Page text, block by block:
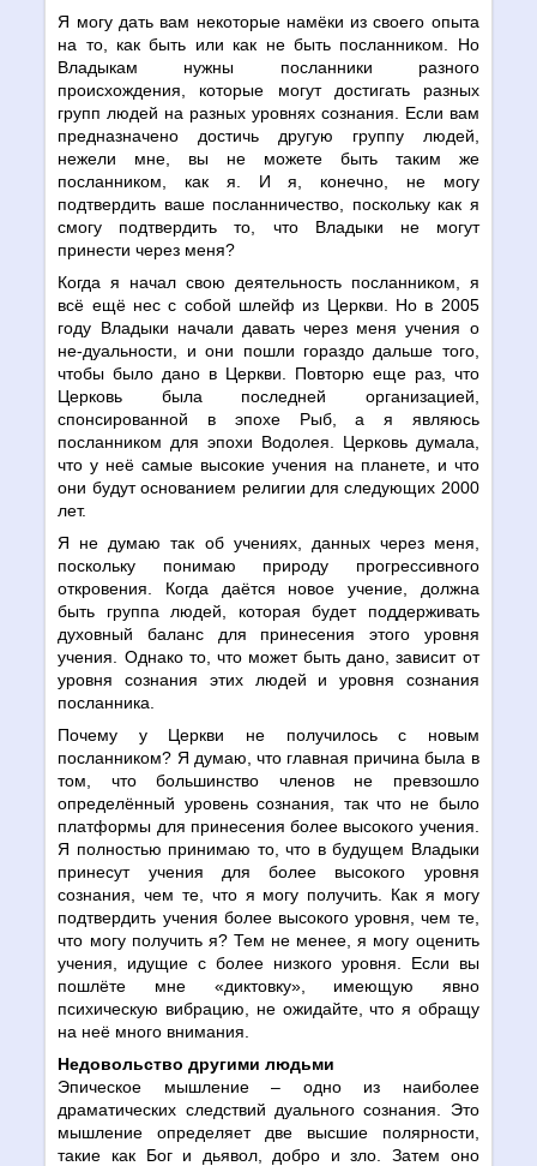
Я могу дать вам некоторые намёки из своего опыта
на то, как быть или как не быть посланником. Но
Владыкам нужны посланники разного
происхождения, которые могут достигать разных
групп людей на разных уровнях сознания. Если вам
предназначено достичь другую группу людей,
нежели мне, вы не можете быть таким же
посланником, как я. И я, конечно, не могу
подтвердить ваше посланничество, поскольку как я
смогу подтвердить то, что Владыки не могут
принести через меня?
Когда я начал свою деятельность посланником, я
всё ещё нес с собой шлейф из Церкви. Но в 2005
году Владыки начали давать через меня учения о
не-дуальности, и они пошли гораздо дальше того,
чтобы было дано в Церкви. Повторю еще раз, что
Церковь была последней организацией,
спонсированной в эпохе Рыб, а я являюсь
посланником для эпохи Водолея. Церковь думала,
что у неё самые высокие учения на планете, и что
они будут основанием религии для следующих 2000
лет.
Я не думаю так об учениях, данных через меня,
поскольку понимаю природу прогрессивного
откровения. Когда даётся новое учение, должна
быть группа людей, которая будет поддерживать
духовный баланс для принесения этого уровня
учения. Однако то, что может быть дано, зависит от
уровня сознания этих людей и уровня сознания
посланника.
Почему у Церкви не получилось с новым
посланником? Я думаю, что главная причина была в
том, что большинство членов не превзошло
определённый уровень сознания, так что не было
платформы для принесения более высокого учения.
Я полностью принимаю то, что в будущем Владыки
принесут учения для более высокого уровня
сознания, чем те, что я могу получить. Как я могу
подтвердить учения более высокого уровня, чем те,
что могу получить я? Тем не менее, я могу оценить
учения, идущие с более низкого уровня. Если вы
пошлёте мне «диктовку», имеющую явно
психическую вибрацию, не ожидайте, что я обращу
на неё много внимания.
Недовольство другими людьми
Эпическое мышление – одно из наиболее
драматических следствий дуального сознания. Это
мышление определяет две высшие полярности,
такие как Бог и дьявол, добро и зло. Затем оно